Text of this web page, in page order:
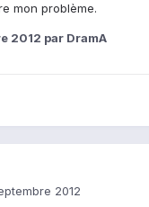
mon problème.
2012 par DramA
2012